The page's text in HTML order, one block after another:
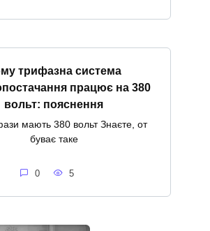
трифазна система
працює на 380
вольт: пояснення
мають 380 вольт Знаєте, от
буває таке
0 5